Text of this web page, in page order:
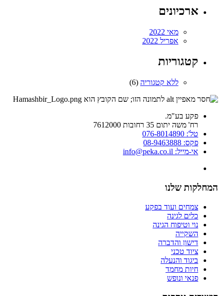
ארכיונים
מאי 2022
אפריל 2022
קטגוריות
ללא קטגוריה (6)
פקע בע"מ.
רח' משה יתום 35 רחובות 7612000
טל': 076-8014890
פקס: 08-9463888
אי-מייל: info@peka.co.il
המחלקות שלנו
צמחים ועוד בפקע
כלים לגינה
נוי וטיפוח הגינה
השקייה
דישון והדברה
ציוד טכני
ביגוד והנעלה
חיות מחמד
פנאי ונופש